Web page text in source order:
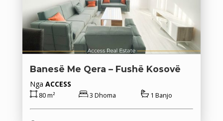
Banesë Me Qera – Fushë Kosovë
Nga ACCESS
80 m² 3 Dhoma 1 Banjo